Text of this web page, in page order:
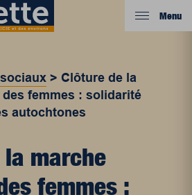
Menu
> Clôture de la
femmes : solidarité
autochtones
marche
femmes :